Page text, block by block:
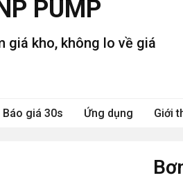
PUMP
giá kho, không lo về giá
Báo giá 30s Ứng dụng Giới